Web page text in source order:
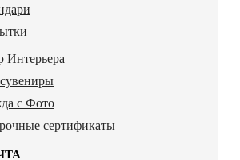
Интерьера
с Фото
сертификаты